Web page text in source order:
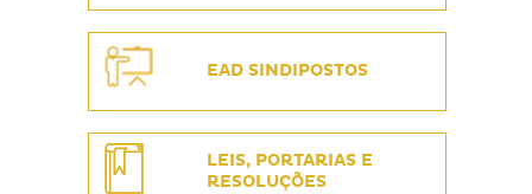
EAD SINDIPOSTOS
LEIS, PORTARIAS E
RESOLUÇÕES